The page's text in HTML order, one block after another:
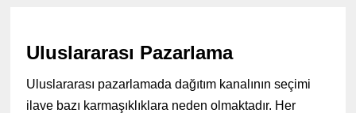
Uluslararası Pazarlama
Uluslararası pazarlamada dağıtım kanalının seçimi
ilave bazı karmaşıklıklara neden olmaktadır. Her